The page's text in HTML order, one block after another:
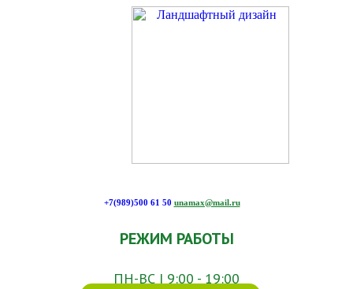
+7(989)500 61 50 unamax@mail.ru
РЕЖИМ РАБОТЫ
ПН-ВС | 9:00 - 19:00